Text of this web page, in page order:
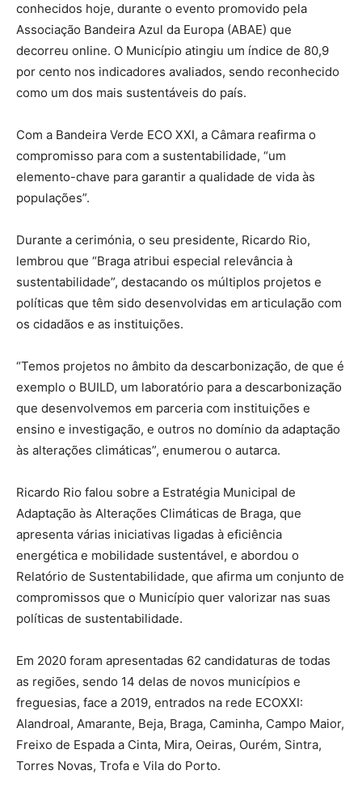
conhecidos hoje, durante o evento promovido pela
Associação Bandeira Azul da Europa (ABAE) que
decorreu online. O Município atingiu um índice de 80,9
por cento nos indicadores avaliados, sendo reconhecido
como um dos mais sustentáveis do país.
Com a Bandeira Verde ECO XXI, a Câmara reafirma o
compromisso para com a sustentabilidade, “um
elemento-chave para garantir a qualidade de vida às
populações”.
Durante a cerimónia, o seu presidente, Ricardo Rio,
lembrou que “Braga atribui especial relevância à
sustentabilidade”, destacando os múltiplos projetos e
políticas que têm sido desenvolvidas em articulação com
os cidadãos e as instituições.
“Temos projetos no âmbito da descarbonização, de que é
exemplo o BUILD, um laboratório para a descarbonização
que desenvolvemos em parceria com instituições e
ensino e investigação, e outros no domínio da adaptação
às alterações climáticas”, enumerou o autarca.
Ricardo Rio falou sobre a Estratégia Municipal de
Adaptação às Alterações Climáticas de Braga, que
apresenta várias iniciativas ligadas à eficiência
energética e mobilidade sustentável, e abordou o
Relatório de Sustentabilidade, que afirma um conjunto de
compromissos que o Município quer valorizar nas suas
políticas de sustentabilidade.
Em 2020 foram apresentadas 62 candidaturas de todas
as regiões, sendo 14 delas de novos municípios e
freguesias, face a 2019, entrados na rede ECOXXI:
Alandroal, Amarante, Beja, Braga, Caminha, Campo Maior,
Freixo de Espada a Cinta, Mira, Oeiras, Ourém, Sintra,
Torres Novas, Trofa e Vila do Porto.